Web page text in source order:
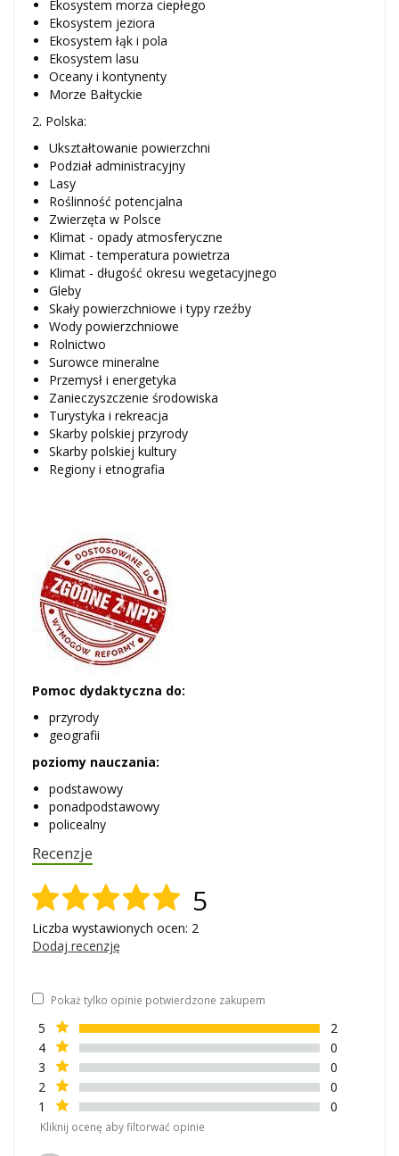
Ekosystem morza ciepłego
Ekosystem jeziora
Ekosystem łąk i pola
Ekosystem lasu
Oceany i kontynenty
Morze Bałtyckie
2. Polska:
Ukształtowanie powierzchni
Podział administracyjny
Lasy
Roślinność potencjalna
Zwierzęta w Polsce
Klimat - opady atmosferyczne
Klimat - temperatura powietrza
Klimat - długość okresu wegetacyjnego
Gleby
Skały powierzchniowe i typy rzeźby
Wody powierzchniowe
Rolnictwo
Surowce mineralne
Przemysł i energetyka
Zanieczyszczenie środowiska
Turystyka i rekreacja
Skarby polskiej przyrody
Skarby polskiej kultury
Regiony i etnografia
Pomoc dydaktyczna do:
przyrody
geografii
poziomy nauczania:
podstawowy
ponadpodstawowy
policealny
Recenzje
5
Liczba wystawionych ocen: 2
Dodaj recenzję
Pokaż tylko opinie potwierdzone zakupem
5
2
4
0
3
0
2
0
1
0
Kliknij ocenę aby filtorwać opinie